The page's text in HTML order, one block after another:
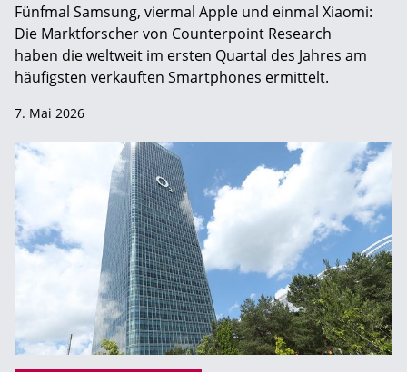
Fünfmal Samsung, viermal Apple und einmal Xiaomi:
Die Marktforscher von Counterpoint Research
haben die weltweit im ersten Quartal des Jahres am
häufigsten verkauften Smartphones ermittelt.
7. Mai 2026